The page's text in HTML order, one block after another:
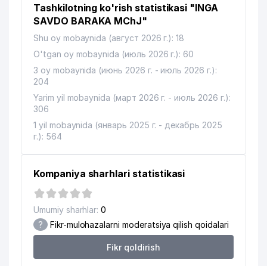
13 OLSON MChJ
14 SURASAN TASHKENT MChJ
15 ORIENTAL MANAGEMENT ShK 766 м
17
18 CYS BRIDGE MChJ
ARASTU MChJ
21 OPTIMIZE MChJ
22 ITV SOFT MChJ 865 м
23
Abplanalp Engineering AG
872 м
Tashkilotning ko'rish statistikasi "INGA
SAVDO BARAKA MChJ"
Shu oy mobaynida (август 2026 г.): 18
O'tgan oy mobaynida (июль 2026 г.): 60
3 oy mobaynida (июнь 2026 г. - июль 2026 г.):
204
Yarim yil mobaynida (март 2026 г. - июль 2026 г.):
306
1 yil mobaynida (январь 2025 г. - декабрь 2025
г.): 564
Kompaniya sharhlari statistikasi
Umumiy sharhlar: 0
? Fikr-mulohazalarni moderatsiya qilish qoidalari
Fikr qoldirish